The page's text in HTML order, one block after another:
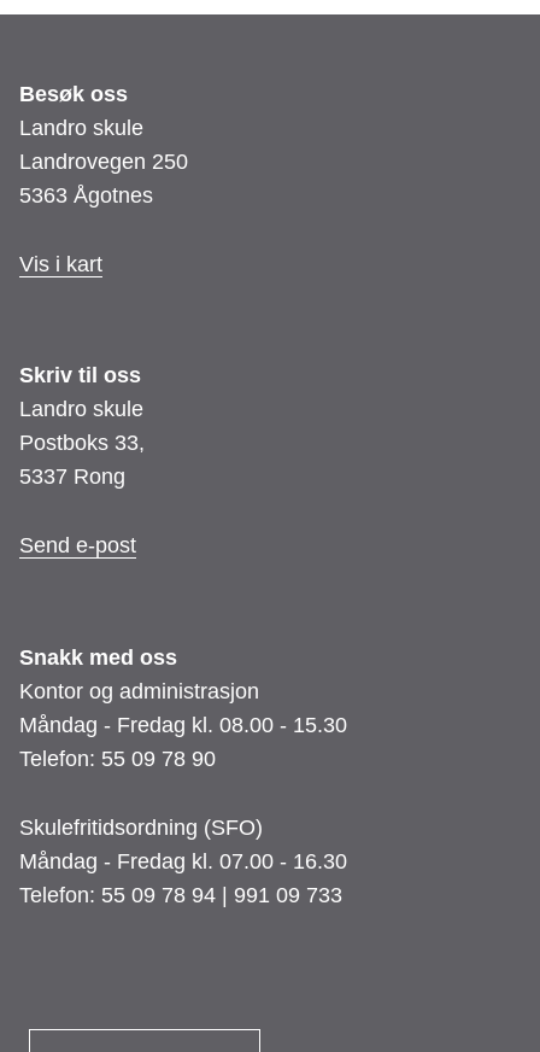
Besøk oss
Landro skule
Landrovegen 250
5363 Ågotnes
Vis i kart
Skriv til oss
Landro skule
Postboks 33,
5337 Rong
Send e-post
Snakk med oss
Kontor og administrasjon
Måndag - Fredag kl. 08.00 - 15.30
Telefon: 55 09 78 90
Skulefritidsordning (SFO)
Måndag - Fredag kl. 07.00 - 16.30
Telefon: 55 09 78 94 | 991 09 733